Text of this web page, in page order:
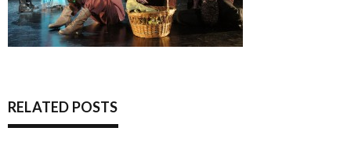
RELATED POSTS